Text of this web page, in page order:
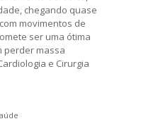
chegando quase
movimentos de
ser uma ótima
perder massa
e Cirurgia